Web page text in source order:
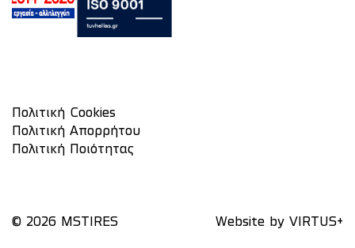
© 2026 MSTIRES
Πολιτική Cookies
Πολιτική Απορρήτου
Πολιτική Ποιότητας
Website by VIRTUS+